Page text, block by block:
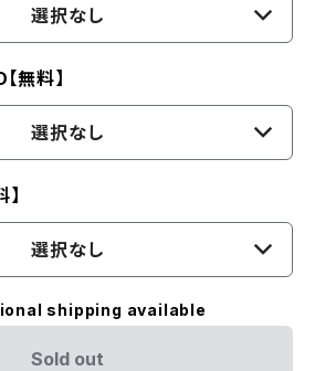
選択なし
無料】
選択なし
選択なし
shipping available
Sold out